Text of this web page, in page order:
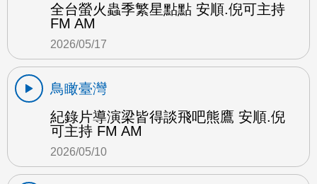
全台螢火蟲季繁星點點 安順.倪可主持
FM AM
2026/05/17
鳥瞰臺灣
紀錄片導演梁皆得談飛吧熊鷹 安順.倪
可主持 FM AM
2026/05/10